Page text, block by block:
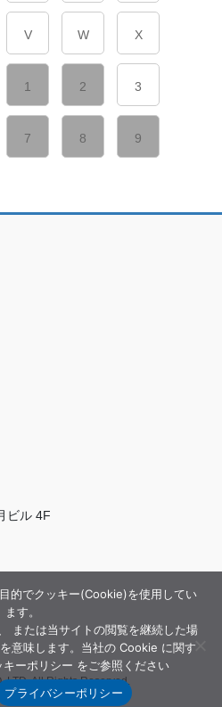
V W X
1 2 3
7 8 9
ビル 4F
All Rights Reserved.
的でクッキー(Cookie)を使用してい
ます。
または当サイトの閲覧を継続した場
意味します。当社の Cookie に関す
ーポリシー をご参照ください
プライバシーポリシー